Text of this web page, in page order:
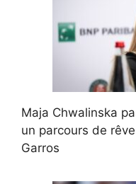
Maja Chwalinska
un parcours de
Garros